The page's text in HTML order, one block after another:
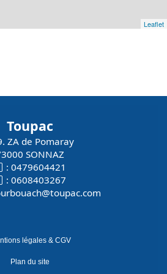
Leaflet
Toupac
ZA de Pomaray
SONNAZ
: 0479604421
: 0608403267
légales & CGV
Plan du site